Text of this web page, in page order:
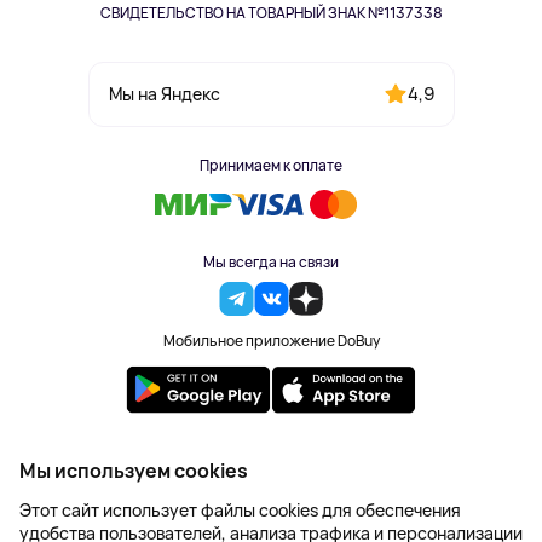
СВИДЕТЕЛЬСТВО НА ТОВАРНЫЙ ЗНАК №1137338
Мы на Яндекс 4,9
Принимаем к оплате
Мы всегда на связи
Мобильное приложение DoBuy
2023-2026 © DoBuy. Все права защищены
Правила обработки персональных данных
Пользовательское соглашение
Оферта
Мы используем cookies
Этот сайт использует файлы cookies для обеспечения
удобства пользователей, анализа трафика и персонализации